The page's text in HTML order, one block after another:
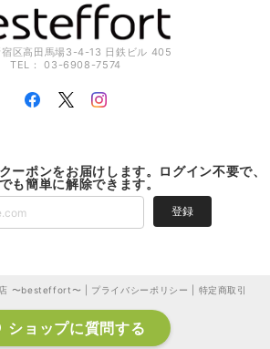
宿区高田馬場3-4-13 日鉄ビル 405
TEL： 03-6908-7574
ーポンをお届けします。ログイン不要で、
も簡単に解除できます。
登録
店 〜besteffort〜 | プライバシーポリシー
特定商取引
ショップに質問する